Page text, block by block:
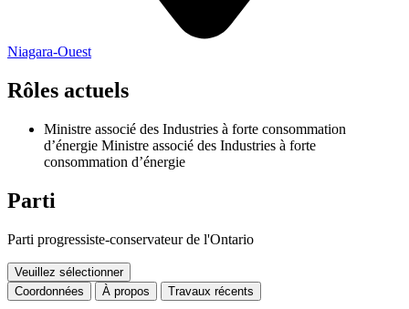
Niagara-Ouest
Rôles actuels
Ministre associé des Industries à forte consommation
d’énergie Ministre associé des Industries à forte
consommation d’énergie
Parti
Parti progressiste-conservateur de l'Ontario
Veuillez sélectionner
Coordonnées
À propos Travaux récents